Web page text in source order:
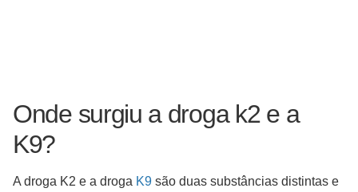
Onde surgiu a droga k2 e a
K9?
A droga K2 e a droga K9 são duas substâncias distintas e